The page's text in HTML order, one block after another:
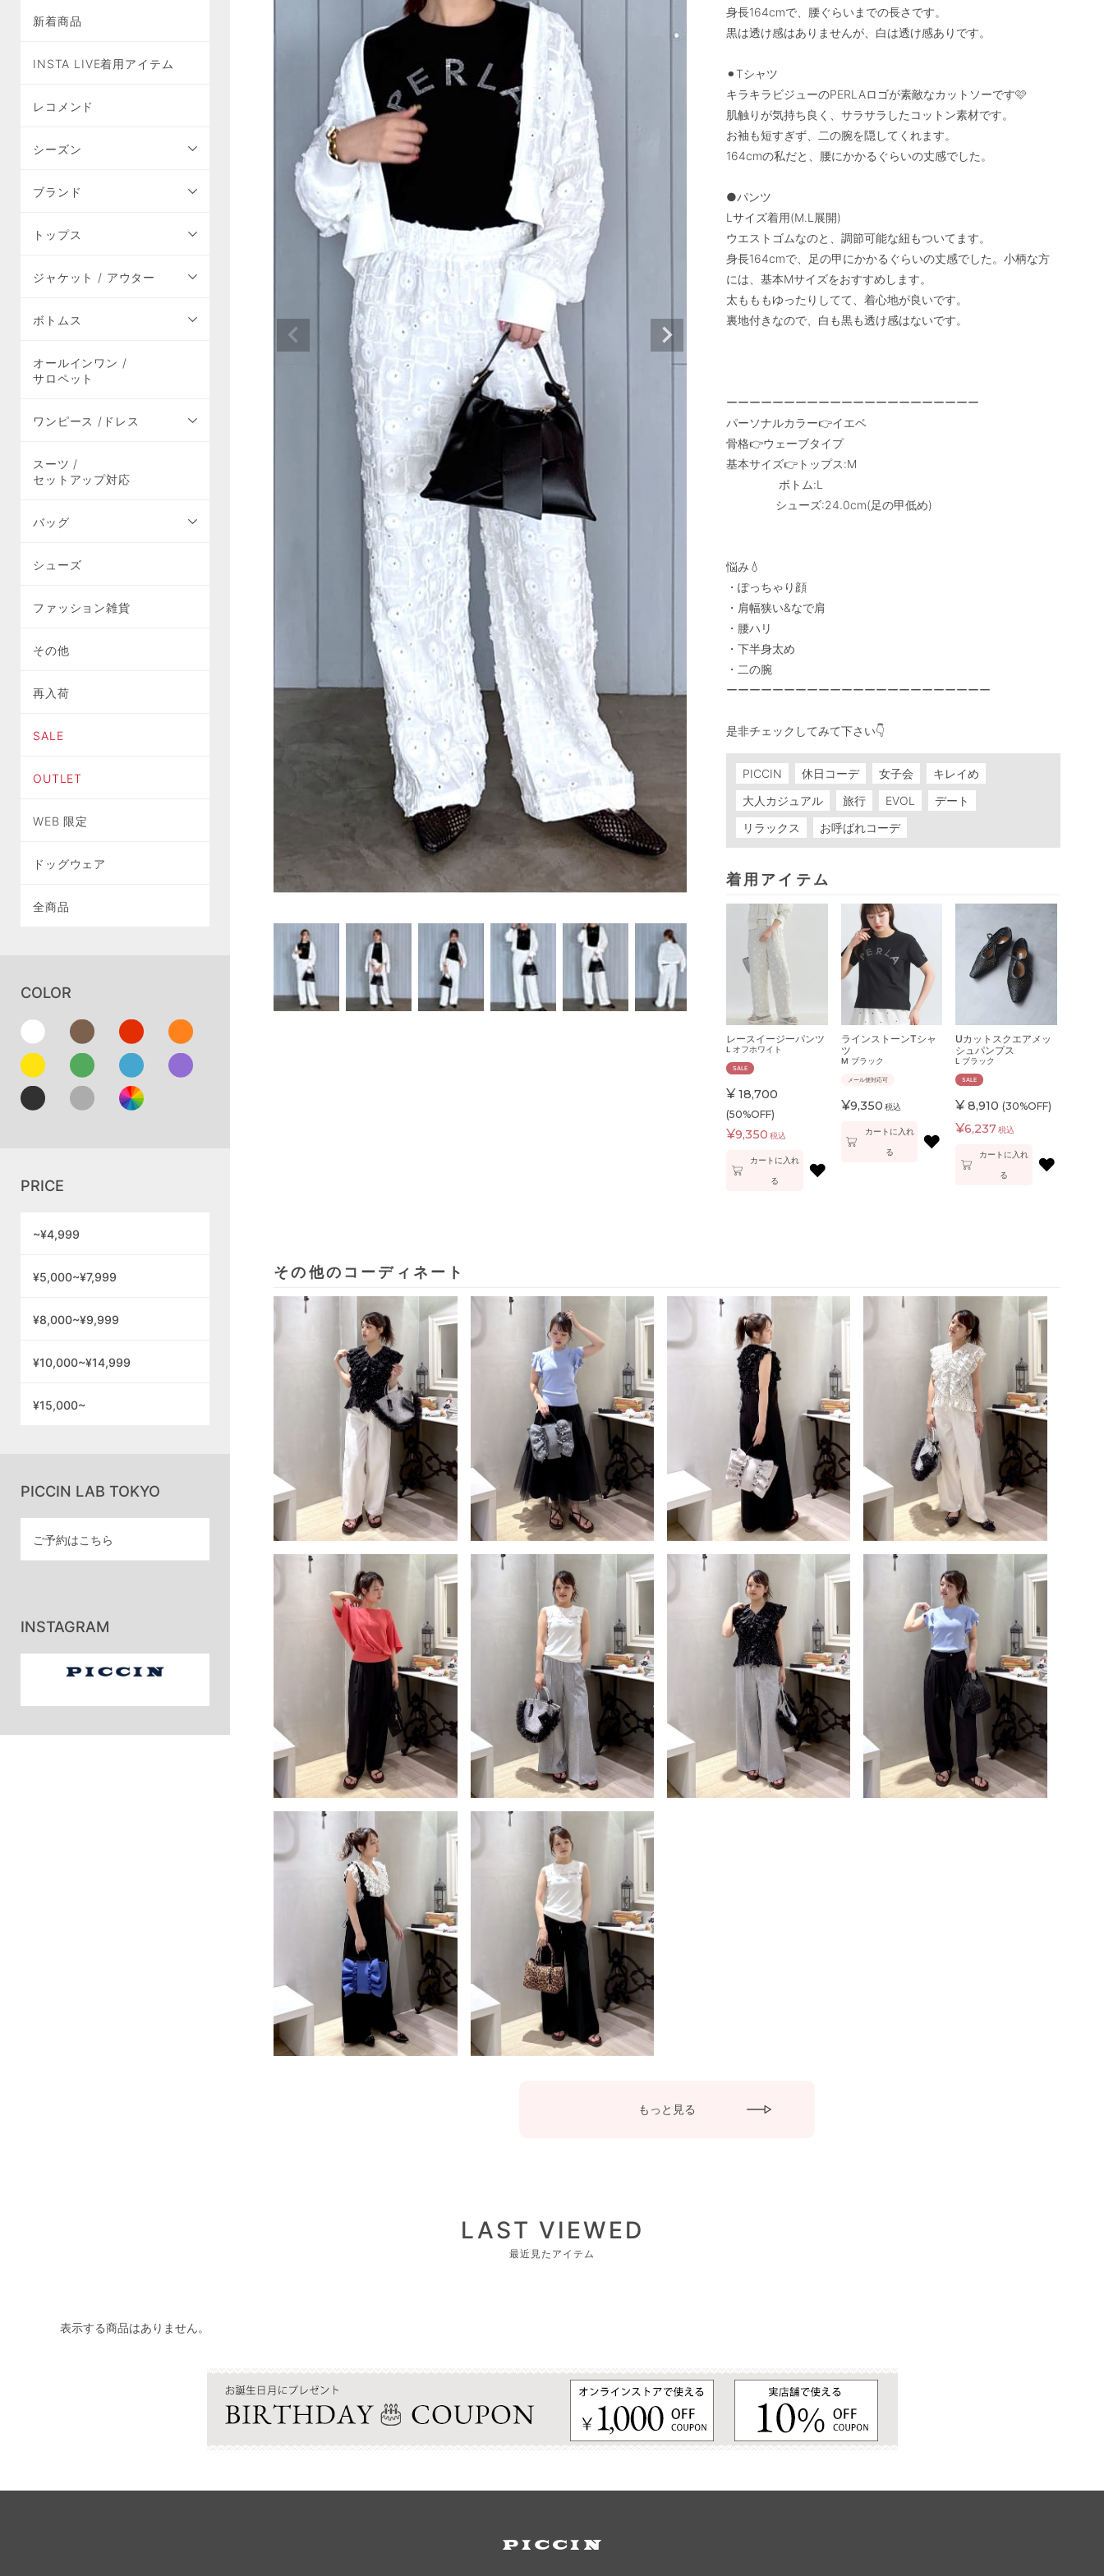
新着商品
INSTA LIVE着用アイテム
レコメンド
シーズン
ブランド
トップス
ジャケット / アウター
ボトムス
オールインワン /
サロペット
ワンピース /ドレス
スーツ /
セットアップ対応
バッグ
シューズ
ファッション雑貨
その他
再入荷
SALE
OUTLET
WEB 限定
ドッグウェア
全商品
COLOR
PRICE
~¥4,999
¥5,000~¥7,999
¥8,000~¥9,999
¥10,000~¥14,999
¥15,000~
PICCIN LAB TOKYO
ご予約はこちら
INSTAGRAM
身長164cmで、腰ぐらいまでの長さです。
黒は透け感はありませんが、白は透け感ありです。
⚫︎Tシャツ
キラキラビジューのPERLAロゴが素敵なカットソーです🩷
肌触りが気持ち良く、サラサラしたコットン素材です。
お袖も短すぎず、二の腕を隠してくれます。
164cmの私だと、腰にかかるぐらいの丈感でした。
●パンツ
Lサイズ着用(M.L展開)
ウエストゴムなのと、調節可能な紐もついてます。
身長164cmで、足の甲にかかるぐらいの丈感でした。小柄な方
には、基本Mサイズをおすすめします。
太もももゆったりしてて、着心地が良いです。
裏地付きなので、白も黒も透け感はないです。
ーーーーーーーーーーーーーーーーーーーーーー
パーソナルカラー👉イエベ
骨格👉ウェーブタイプ
基本サイズ👉トップス:M
悩み💧
・ぽっちゃり顔
・肩幅狭い&なで肩
・腰ハリ
・下半身太め
・二の腕
ーーーーーーーーーーーーーーーーーーーーーーー
是非チェックしてみて下さい👇
PICCIN 休日コーデ 女子会
キレイめ
大人カジュアル
旅行 EVOL
デート
リラックス
お呼ばれコーデ
着用アイテム
レースイージーパンツ
L オフホワイト
SALE
¥ 18,700
(50%OFF)
¥9,350 税込
カートに入れ
る ♥
ラインストーンTシャ
ツ
M ブラック
メール便対応可
¥9,350 税込
カートに入れ
る ♥
Uカットスクエアメッ
シュパンプス
L ブラック
SALE
¥ 8,910 (30%OFF)
¥6,237税込
カートに入れ
る ♥
その他のコーディネート
もっと見る
LAST VIEWED
最近見たアイテム
表示する商品はありません。